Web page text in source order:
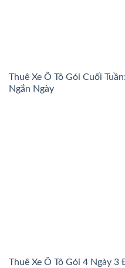
Thuê Xe Ô Tô Gói Cuối
Ngắn Ngày
Thuê Xe Ô Tô Gói 4 Ngày